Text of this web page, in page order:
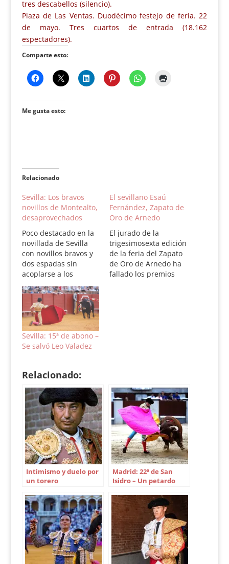
tres descabellos (silencio).
Plaza de Las Ventas. Duodécimo festejo de feria. 22
de mayo. Tres cuartos de entrada (18.162
espectadores).
Comparte esto:
Me gusta esto:
Relacionado
Sevilla: Los bravos
novillos de Montealto,
desaprovechados
Poco destacado en la
novillada de Sevilla
con novillos bravos y
dos espadas sin
acoplarse a los
astados de Montealto.
Ni Tendero ni Román
Pérez estuvieron a la
altura. Sí que brilló
con reses
complicadaas el joven
portugués Joao
bien presentados y de
buen juego…
El sevillano Esaú
Fernández, Zapato de
Oro de Arnedo
El jurado de la
trigesimosexta edición
de la feria del Zapato
de Oro de Arnedo ha
fallado los premios
Sevilla: 15ª de abono –
Se salvó Leo Valadez
Relacionado:
Intimismo y duelo por
un torero
Madrid: 22ª de San
Isidro – Un petardo